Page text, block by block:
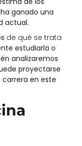
ganado una
actual.
de qué se trata
estudiarla o
analizaremos
proyectarse
en este